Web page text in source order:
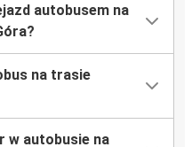
autobusem na
na trasie
w autobusie na